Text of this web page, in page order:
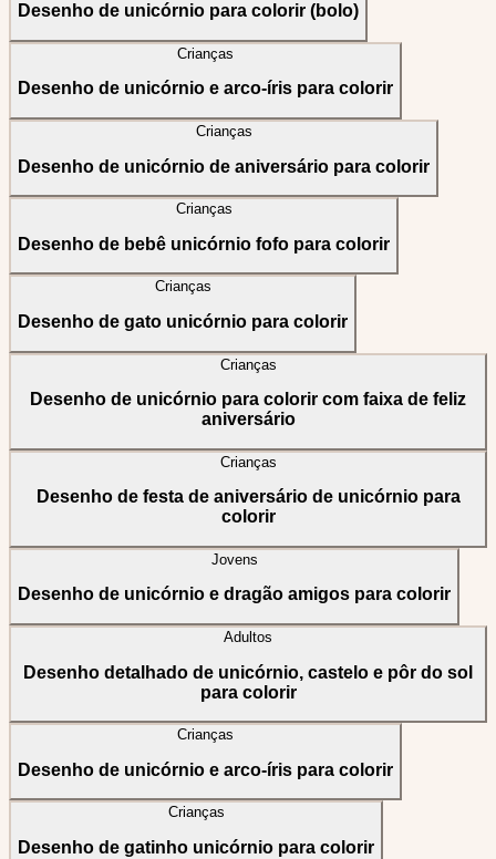
Desenho de unicórnio para colorir (bolo)
Crianças
Desenho de unicórnio e arco-íris para colorir
Crianças
Desenho de unicórnio de aniversário para colorir
Crianças
Desenho de bebê unicórnio fofo para colorir
Crianças
Desenho de gato unicórnio para colorir
Crianças
Desenho de unicórnio para colorir com faixa de feliz
aniversário
Crianças
Desenho de festa de aniversário de unicórnio para
colorir
Jovens
Desenho de unicórnio e dragão amigos para colorir
Adultos
Desenho detalhado de unicórnio, castelo e pôr do sol
para colorir
Crianças
Desenho de unicórnio e arco-íris para colorir
Crianças
Desenho de gatinho unicórnio para colorir